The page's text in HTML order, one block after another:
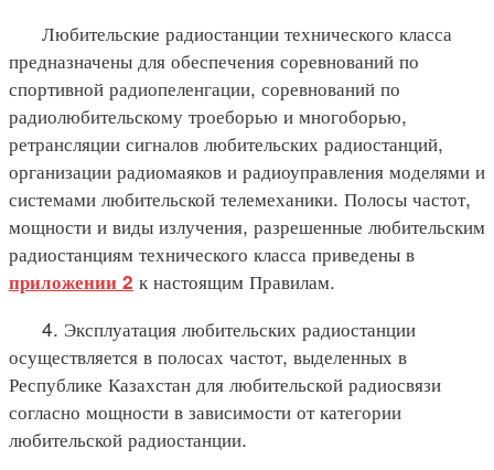
Любительские радиостанции технического класса
предназначены для обеспечения соревнований по
спортивной радиопеленгации, соревнований по
радиолюбительскому троеборью и многоборью,
ретрансляции сигналов любительских радиостанций,
организации радиомаяков и радиоуправления моделями и
системами любительской телемеханики. Полосы частот,
мощности и виды излучения, разрешенные любительским
радиостанциям технического класса приведены в
приложении 2 к настоящим Правилам.
4. Эксплуатация любительских радиостанции
осуществляется в полосах частот, выделенных в
Республике Казахстан для любительской радиосвязи
согласно мощности в зависимости от категории
любительской радиостанции.